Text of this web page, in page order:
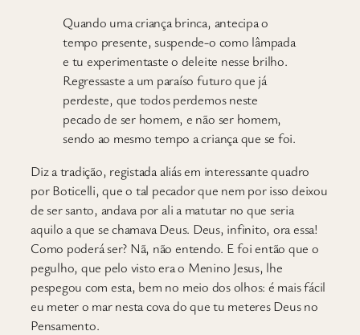
Quando uma criança brinca, antecipa o
tempo presente, suspende-o como lâmpada
e tu experimentaste o deleite nesse brilho.
Regressaste a um paraíso futuro que já
perdeste, que todos perdemos neste
pecado de ser homem, e não ser homem,
sendo ao mesmo tempo a criança que se foi.
Diz a tradição, registada aliás em interessante quadro
por Boticelli, que o tal pecador que nem por isso deixou
de ser santo, andava por ali a matutar no que seria
aquilo a que se chamava Deus. Deus, infinito, ora essa!
Como poderá ser? Nã, não entendo. E foi então que o
pegulho, que pelo visto era o Menino Jesus, lhe
pespegou com esta, bem no meio dos olhos: é mais fácil
eu meter o mar nesta cova do que tu meteres Deus no
Pensamento.